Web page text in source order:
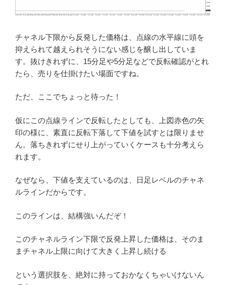
チャネル下限から反発した価格は、点線の水平線に頭を
抑えられて越えられそうにない感じを醸し出していま
す。抜けきれずに、15分足や5分足などで反転確認がとれ
たら、売りを仕掛けたい場面ですね。
ただ、ここでちょっと待った！
仮にこの点線ラインで反転したとしても、上図赤色の矢
印の様に、素直に反転下落して下値を試すとは限りませ
ん。落ちきれずにせり上がっていくケースも十分考えら
れます。
なぜなら、下値を支えているのは、日足レベルのチャネ
ルラインだからです。
このラインは、結構強いんだぞ！
このチャネルライン下限で反発上昇した価格は、そのま
まチャネル上限に向けて大きく上昇し続ける
という選択肢を、絶対に持っておかなくちゃいけないん